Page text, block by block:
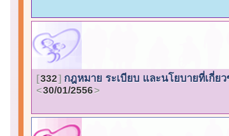
332 กฎหมาย ระเบียบ และนโยบายที่เกี่ย
30/01/2556